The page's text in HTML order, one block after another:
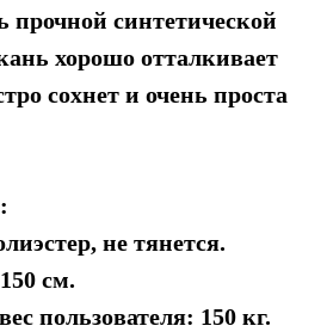
прочной синтетической
хорошо отталкивает
сохнет и очень проста
не тянется.
см.
пользователя: 150 кг.